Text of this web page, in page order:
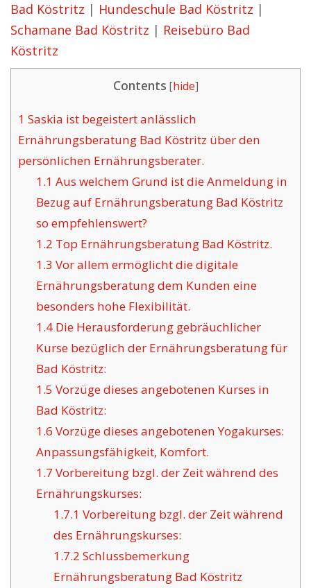
Bad Köstritz | Hundeschule Bad Köstritz |
Schamane Bad Köstritz | Reisebüro Bad
Köstritz
Contents [hide]
1 Saskia ist begeistert anlässlich
Ernährungsberatung Bad Köstritz über den
persönlichen Ernährungsberater.
1.1 Aus welchem Grund ist die Anmeldung in
Bezug auf Ernährungsberatung Bad Köstritz
so empfehlenswert?
1.2 Top Ernährungsberatung Bad Köstritz.
1.3 Vor allem ermöglicht die digitale
Ernährungsberatung dem Kunden eine
besonders hohe Flexibilität.
1.4Die Herausforderung gebräuchlicher
Kurse bezüglich der Ernährungsberatung für
Bad Köstritz:
1.5 Vorzüge dieses angebotenen Kurses in
Bad Köstritz:
1.6 Vorzüge dieses angebotenen Yogakurses:
Anpassungsfähigkeit, Komfort.
1.7 Vorbereitung bzgl. der Zeit während des
Ernährungskurses:
1.7.1 Vorbereitung bzgl. der Zeit während
des Ernährungskurses:
1.7.2 Schlussbemerkung
Ernährungsberatung Bad Köstritz